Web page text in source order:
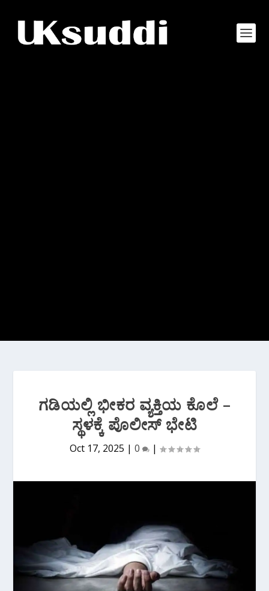
ಗಡಿಯಲ್ಲಿ ಭೀಕರ ವ್ಯಕ್ತಿಯ ಕೊಲೆ –
ಸ್ಥಳಕ್ಕೆ ಪೊಲೀಸ್ ಭೇಟಿ
Oct 17, 2025 | 0 |